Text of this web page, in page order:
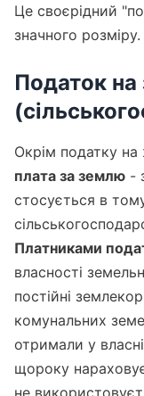
Це своєрідний
значного розміру.
Податок на
Окрім податку на
плата за землю -
стосується в
Платниками
власності
постійні
комунальних
отримали у
щороку
не